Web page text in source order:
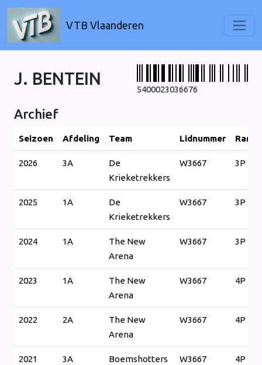
VTB Vlaanderen
J. BENTEIN
5400023036676
Archief
Seizoen Afdeling Team Lidnummer
2026 3A
De
Krieketrekkers
W3667 3P
2025 1A
De
Krieketrekkers
W3667 3P
2024 1A
The New
Arena
W3667 3P
2023 1A
The New
Arena
W3667 4P
2022 2A
The New
Arena
W3667 4P
2021 3A Boemshotters W3667 4P